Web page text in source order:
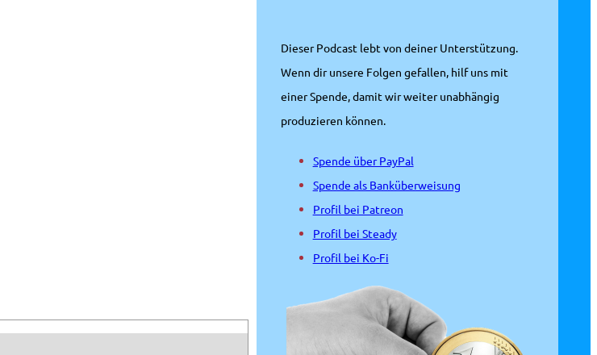
Dieser Podcast lebt von deiner Unterstützung.
Wenn dir unsere Folgen gefallen, hilf uns mit
einer Spende, damit wir weiter unabhängig
produzieren können.
Spende über PayPal
Spende als Banküberweisung
Profil bei Patreon
Profil bei Steady
Profil bei Ko-Fi